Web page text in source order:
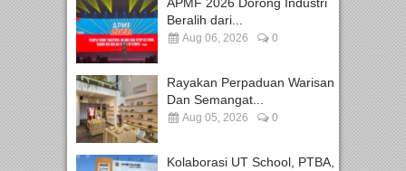
APMF 2026 Dorong Industri
Beralih dari...
Aug 06, 2026 0
Rayakan Perpaduan Warisan
Dan Semangat...
Aug 05, 2026 0
Kolaborasi UT School, PTBA,